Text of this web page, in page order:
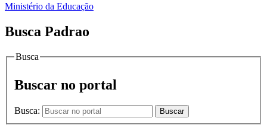
Ministério da Educação
Busca Padrao
Busca
Buscar no portal
Busca: Buscar